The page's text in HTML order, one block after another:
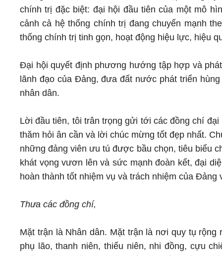
chính trị đặc biệt: đại hội đầu tiên của một mô
cảnh cả hệ thống chính trị đang chuyển mạnh
thống chính trị tinh gọn, hoạt động hiệu lực, hiệu
Đại hội quyết định phương hướng tập hợp và
lãnh đạo của Đảng, đưa đất nước phát triển
nhân dân.
Lời đầu tiên, tôi trân trọng gửi tới các đồng chí
thăm hỏi ân cần và lời chúc mừng tốt đẹp nhất.
những đảng viên ưu tú được bầu chọn, tiêu biểu
khát vọng vươn lên và sức mạnh đoàn kết, đại
hoàn thành tốt nhiệm vụ và trách nhiệm của
Thưa các đồng chí,
Mặt trận là Nhân dân. Mặt trận là nơi quy tụ
phụ lão, thanh niên, thiếu niên, nhi đồng, cựu